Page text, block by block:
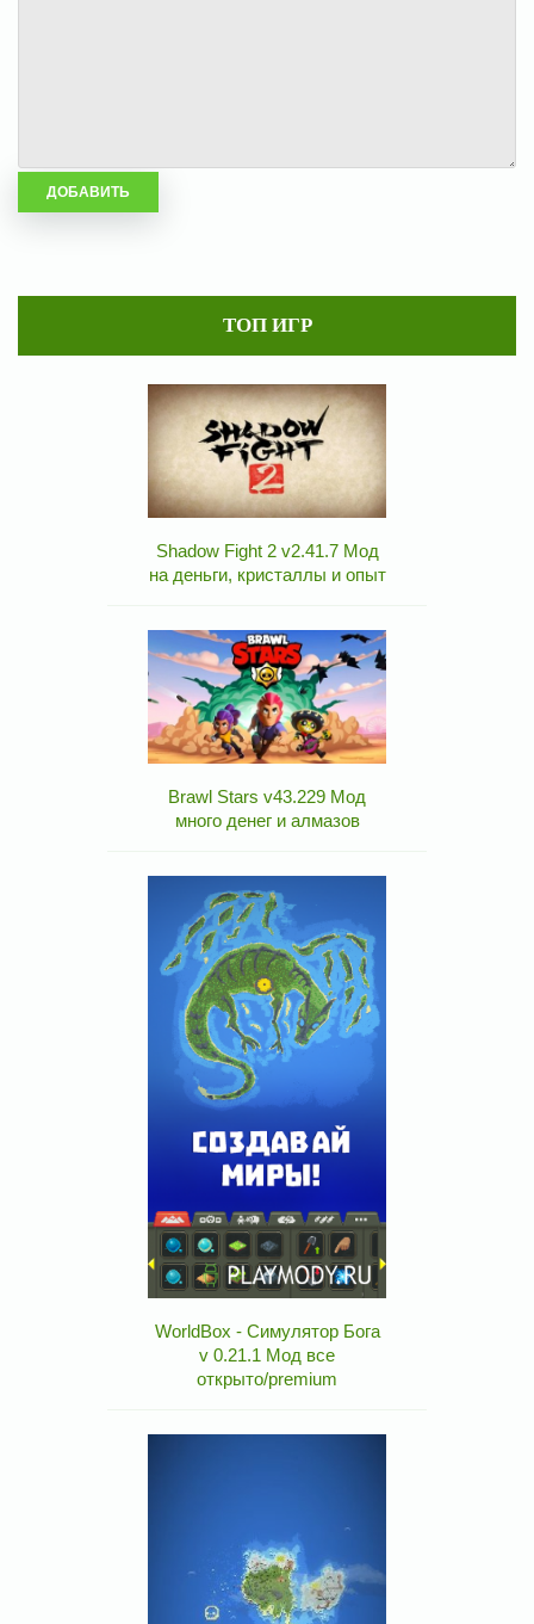
ТОП ИГР
Shadow Fight 2 v2.41.7 Мод
на деньги, кристаллы и опыт
Brawl Stars v43.229 Мод
много денег и алмазов
WorldBox - Симулятор Бога
v 0.21.1 Мод все
открыто/premium